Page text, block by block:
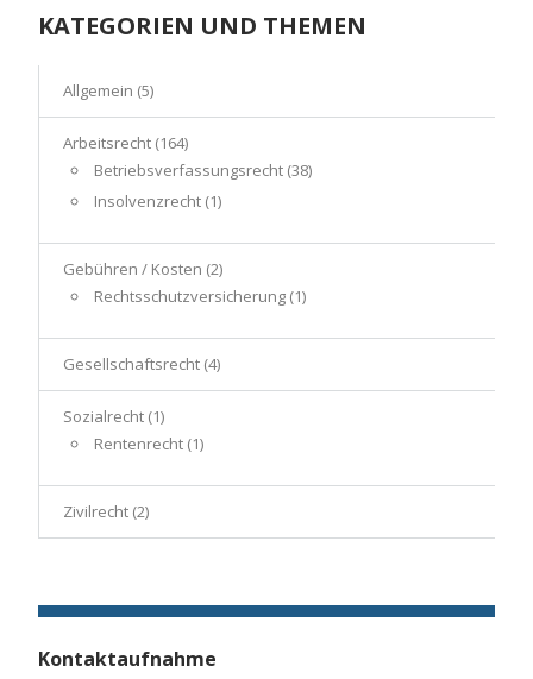
KATEGORIEN UND THEMEN
Allgemein (5)
Arbeitsrecht (164)
Betriebsverfassungsrecht (38)
Insolvenzrecht (1)
Gebühren / Kosten (2)
Rechtsschutzversicherung (1)
Gesellschaftsrecht (4)
Sozialrecht (1)
Rentenrecht (1)
Zivilrecht (2)
Kontaktaufnahme